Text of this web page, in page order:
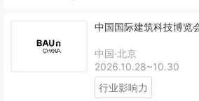
中国国际建筑科技博览
中国·北京
2026.10.28~10.30
行业影响力